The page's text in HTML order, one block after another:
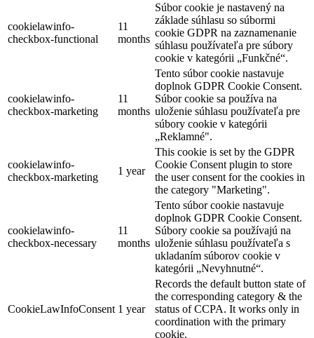
cookielawinfo-
checkbox-functional
11
months
Súbor cookie je nastavený na
základe súhlasu so súbormi
cookie GDPR na zaznamenanie
súhlasu používateľa pre súbory
cookie v kategórii „Funkčné“.
cookielawinfo-
checkbox-marketing
11
months
Tento súbor cookie nastavuje
doplnok GDPR Cookie Consent.
Súbor cookie sa používa na
uloženie súhlasu používateľa pre
súbory cookie v kategórii
„Reklamné".
cookielawinfo-
checkbox-marketing
1 year
This cookie is set by the GDPR
Cookie Consent plugin to store
the user consent for the cookies in
the category "Marketing".
cookielawinfo-
checkbox-necessary
11
months
Tento súbor cookie nastavuje
doplnok GDPR Cookie Consent.
Súbory cookie sa používajú na
uloženie súhlasu používateľa s
ukladaním súborov cookie v
kategórii „Nevyhnutné“.
CookieLawInfoConsent 1 year
Records the default button state of
the corresponding category & the
status of CCPA. It works only in
coordination with the primary
cookie.